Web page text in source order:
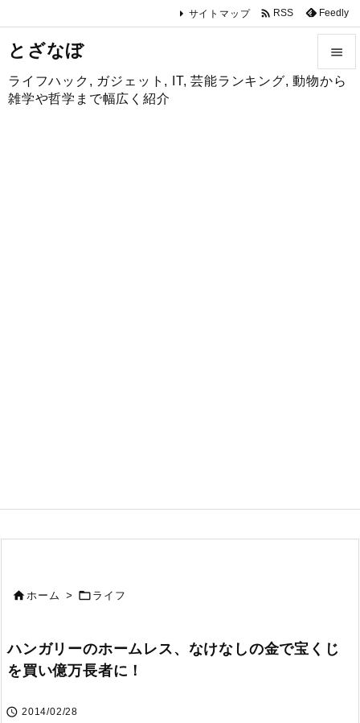
とざなぼ
ライフハック, ガジェット, IT, 芸能ランキング, 動物から
雑学や哲学まで幅広く紹介


サイトマップ  RSS Feedly
ホーム >  ライフ
ハンガリーのホームレス、なけなしの金で宝くじ
を買い億万長者に！
 2014/02/28